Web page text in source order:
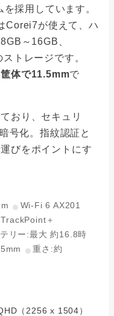
採用しています。
Corei7が使えて、ハ
～16GB、
トレージです。
体で11.5mmで
おり、セキュリ
号化。指紋認証と
びをポイントにす
Wi-Fi 6 AX201
TrackPoint＋
リー:最大 約16.8時
重さ:約
（2256 x 1504）